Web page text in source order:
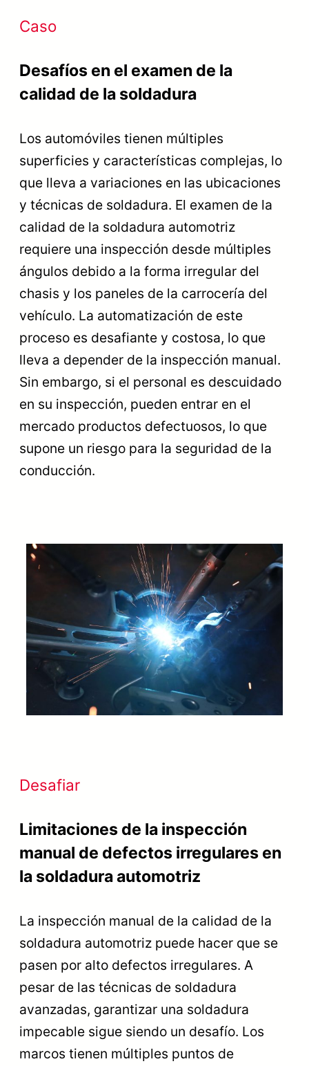
Caso
Desafíos en el examen de la
calidad de la soldadura
Los automóviles tienen múltiples
superficies y características complejas, lo
que lleva a variaciones en las ubicaciones
y técnicas de soldadura. El examen de la
calidad de la soldadura automotriz
requiere una inspección desde múltiples
ángulos debido a la forma irregular del
chasis y los paneles de la carrocería del
vehículo. La automatización de este
proceso es desafiante y costosa, lo que
lleva a depender de la inspección manual.
Sin embargo, si el personal es descuidado
en su inspección, pueden entrar en el
mercado productos defectuosos, lo que
supone un riesgo para la seguridad de la
conducción.
Desafiar
Limitaciones de la inspección
manual de defectos irregulares en
la soldadura automotriz
La inspección manual de la calidad de la
soldadura automotriz puede hacer que se
pasen por alto defectos irregulares. A
pesar de las técnicas de soldadura
avanzadas, garantizar una soldadura
impecable sigue siendo un desafío. Los
marcos tienen múltiples puntos de